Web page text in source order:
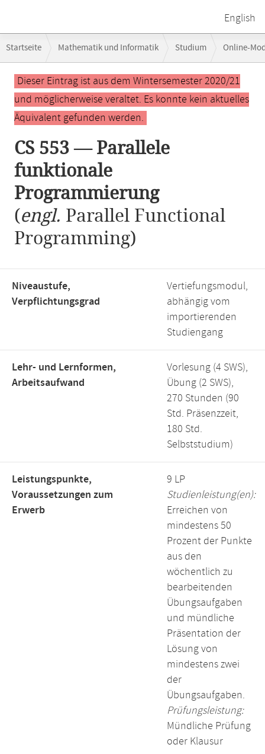
English
Navigation
Startseite Mathematik und Informatik Studium Online-
CS 553 — Parallele funktionale Programmierung
Hauptinhalt
Dieser Eintrag ist aus dem Wintersemester 2020/21
und möglicherweise veraltet. Es konnte kein aktuelles
Äquivalent gefunden werden.
CS 553 — Parallele
funktionale
Programmierung
(engl. Parallel Functional
Programming)
Niveaustufe,
Verpflichtungsgrad
Vertiefungsmodul,
abhängig vom
importierenden
Studiengang
Lehr- und Lernformen,
Arbeitsaufwand
Vorlesung (4 SWS),
Übung (2 SWS),
270 Stunden (90
Std. Präsenzzeit,
180 Std.
Selbststudium)
Leistungspunkte,
Voraussetzungen zum
Erwerb
9 LP
Studienleistung(en):
Erreichen von
mindestens 50
Prozent der Punkte
aus den
wöchentlich zu
bearbeitenden
Übungsaufgaben
und mündliche
Präsentation der
Lösung von
mindestens zwei
der
Übungsaufgaben.
Prüfungsleistung:
Mündliche Prüfung
oder Klausur